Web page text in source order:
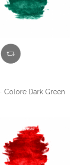
Colore Dark Green